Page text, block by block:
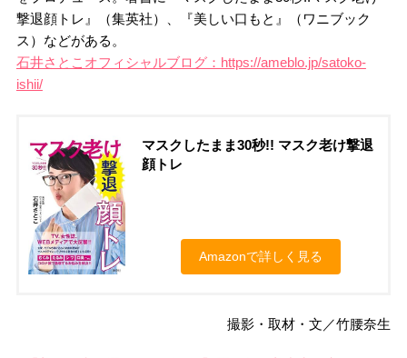
撃退顔トレ』（集英社）、『美しい口もと』（ワニブック
ス）などがある。
石井さとこオフィシャルブログ：https://ameblo.jp/satoko-
ishii/
マスクしたまま30秒!! マスク老け撃退
顔トレ
Amazonで詳しく見る
撮影・取材・文／竹腰奈生